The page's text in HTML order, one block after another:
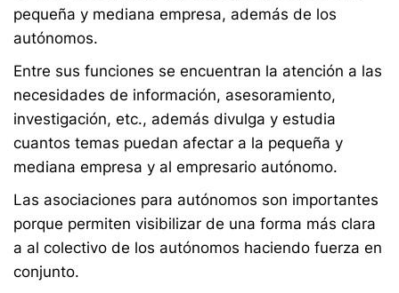
pequeña y mediana empresa, además de los
autónomos.
Entre sus funciones se encuentran la atención a las
necesidades de información, asesoramiento,
investigación, etc., además divulga y estudia
cuantos temas puedan afectar a la pequeña y
mediana empresa y al empresario autónomo.
Las asociaciones para autónomos son importantes
porque permiten visibilizar de una forma más clara
a al colectivo de los autónomos haciendo fuerza en
conjunto.